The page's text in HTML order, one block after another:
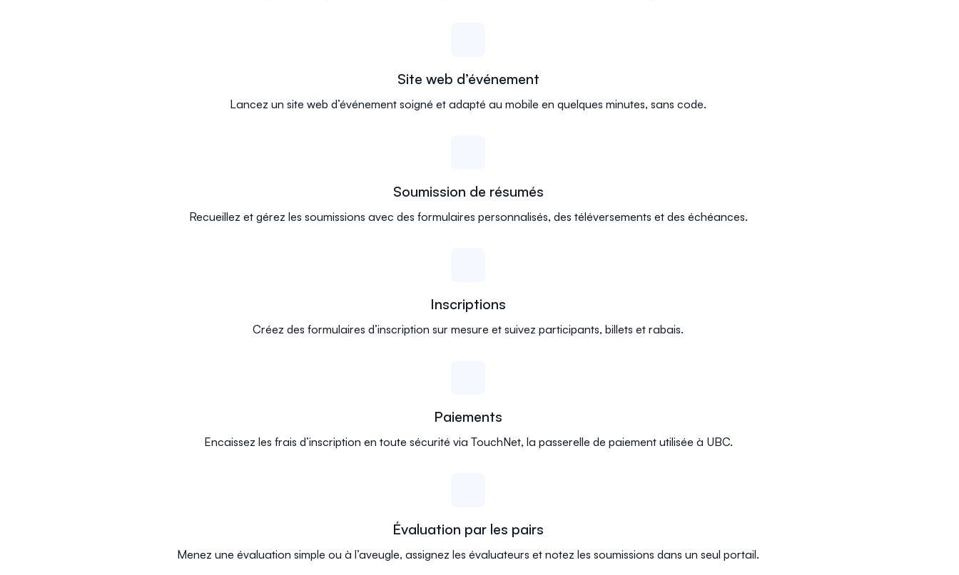
Site web d’événement
Lancez un site web d’événement soigné et adapté au mobile en quelques minutes, sans code.
Soumission de résumés
Recueillez et gérez les soumissions avec des formulaires personnalisés, des téléversements et des échéances.
Inscriptions
Créez des formulaires d’inscription sur mesure et suivez participants, billets et rabais.
Paiements
Encaissez les frais d’inscription en toute sécurité via TouchNet, la passerelle de paiement utilisée à UBC.
Évaluation par les pairs
Menez une évaluation simple ou à l’aveugle, assignez les évaluateurs et notez les soumissions dans un seul portail.